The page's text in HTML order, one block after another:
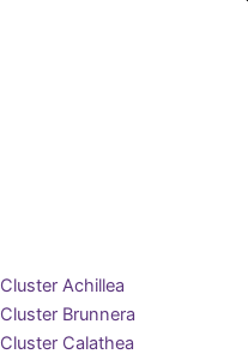
Cluster Achillea
Cluster Brunnera
Cluster Calathea